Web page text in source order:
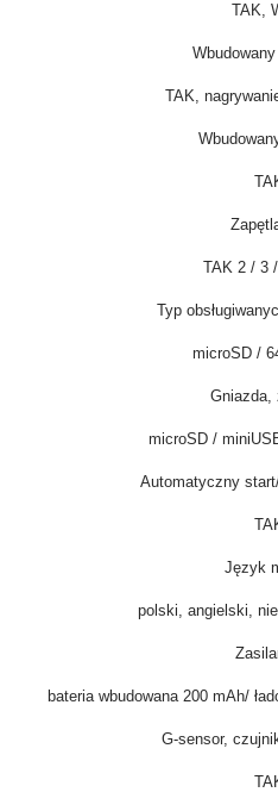
TAK,
TAK,
TAK 2 / 3
Typ
microSD /
Gniazda,
microSD /
Automatyczny
Język
polski, angielski,
bateria wbudowana 200 mAh/
G-sensor,